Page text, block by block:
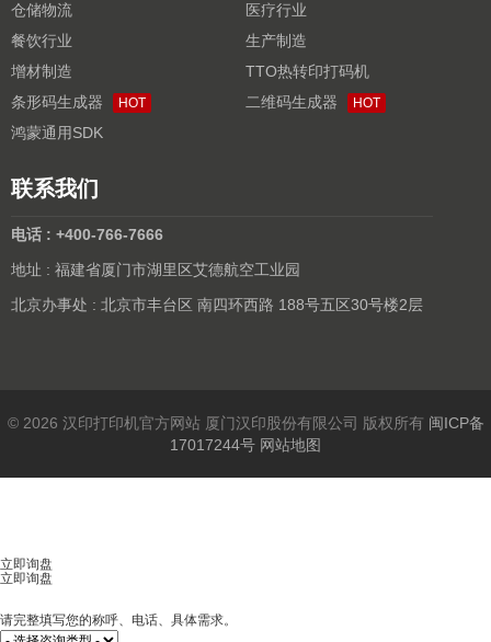
仓储物流
医疗行业
餐饮行业
生产制造
增材制造
TTO热转印打码机
条形码生成器
HOT 二维码生成器 HOT
鸿蒙通用SDK
联系我们
电话 : +400-766-7666
地址 : 福建省厦门市湖里区艾德航空工业园
北京办事处 : 北京市丰台区 南四环西路 188号五区30号楼2层
© 2026 汉印打印机官方网站 厦门汉印股份有限公司 版权所有 闽ICP备
17017244号 网站地图
立即询盘
立即询盘
请完整填写您的称呼、电话、具体需求。